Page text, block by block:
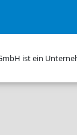
ist ein